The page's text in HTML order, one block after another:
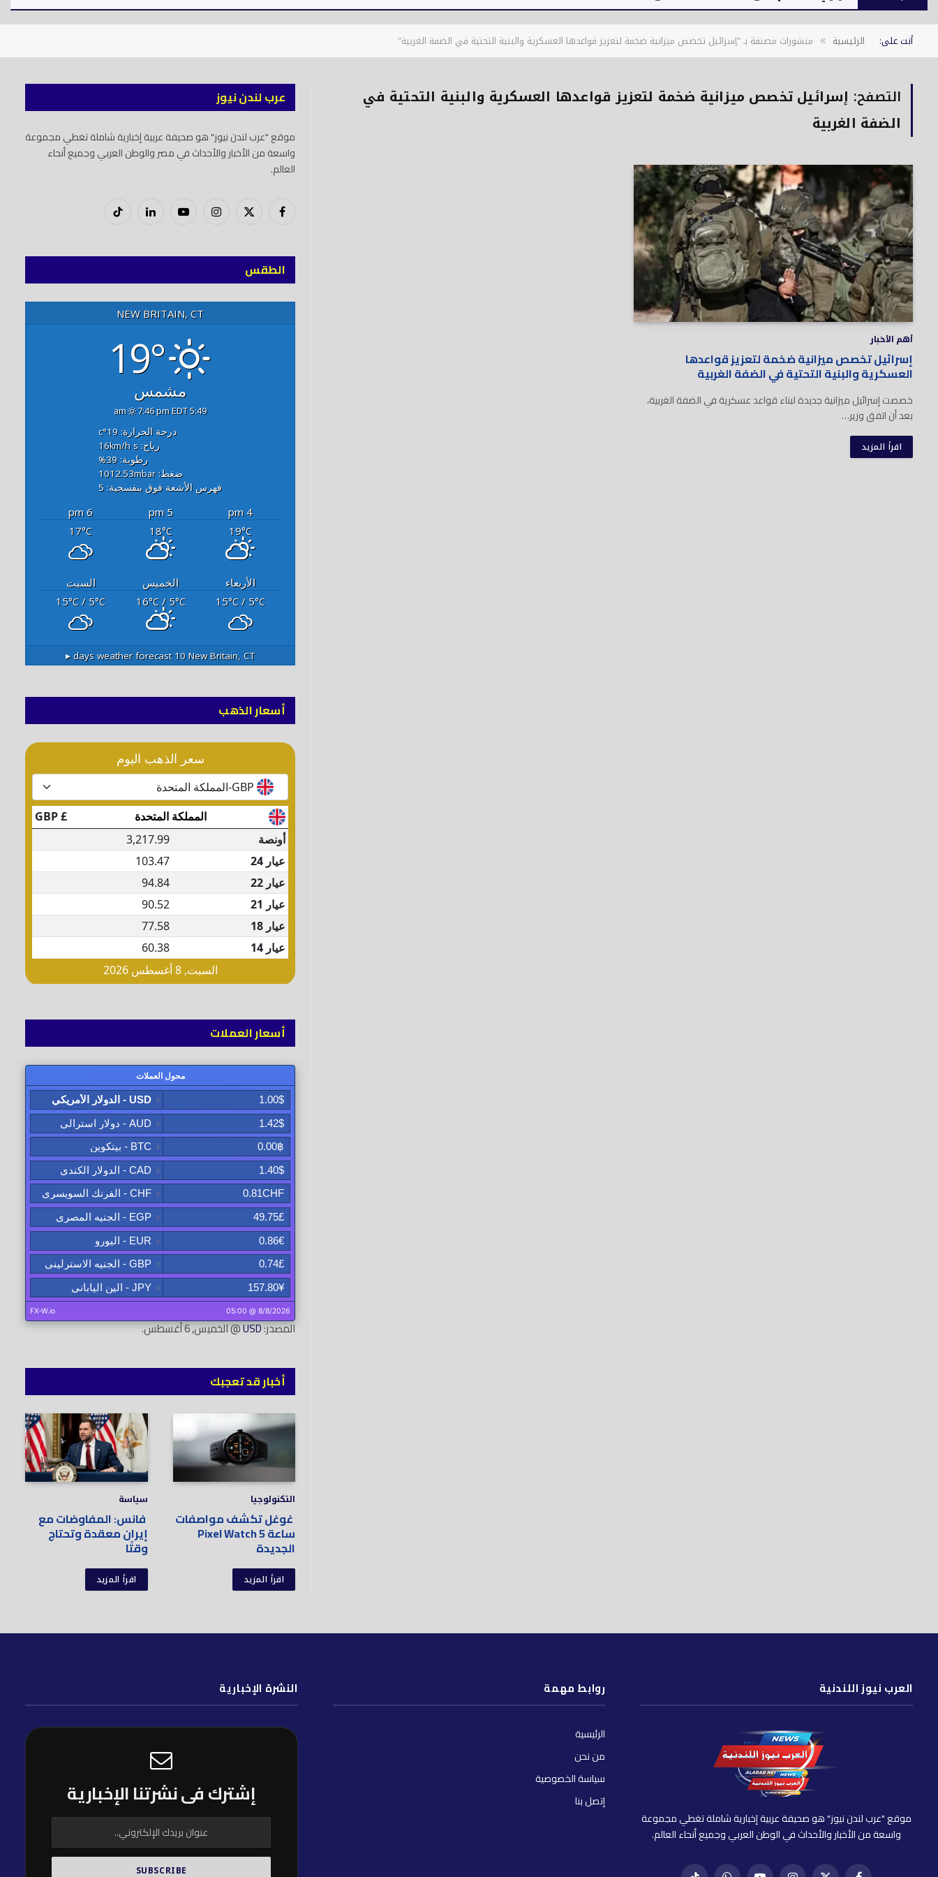
أنت على: الرئيسية » منشورات مصنفة بـ "إسرائيل تخصص ميزانية ضخمة لتعزيز قواعدها العسكرية والبنية التحتية في الضفة الغربية"
التصفح: إسرائيل تخصص ميزانية ضخمة لتعزيز قواعدها العسكرية والبنية التحتية في
الضفة الغربية
أهم الأخبار
إسرائيل تخصص ميزانية ضخمة لتعزيز قواعدها
العسكرية والبنية التحتية في الضفة الغربية
خصصت إسرائيل ميزانية جديدة لبناء قواعد عسكرية في الضفة الغربية،
بعد أن اتفق وزير…
اقرأ المزيد
عرب لندن نيوز
موقع "عرب لندن نيوز" هو صحيفة عربية إخبارية شاملة تغطي مجموعة
واسعة من الأخبار والأحداث في مصر والوطن العربي وجميع أنحاء
العالم.
فيسبوك
X
إنستغرام يوتيوب لينكدود
تيك
الطقس
NEW BRITAIN, CT
19°
مشمس
5:49 am
7:46 pm EDT
درجة الحرارة: 19
°c
رياح: 16 km/h s
رطوبة: 39
%
ضغط: 1012.53mbar
فهرس الأشعة فوق بنفسجية: 5
4 pm
5 pm
6 pm
19°C
18°C
17°C
الأربعاء الخميس
السبت
15°C/ 5°C
16°C/ 5°C
15°C / 5°C
New Britain, CT
أسعار الذهب
أسعار العملات
المصدر:USD@ الخميس, 6 أغسطس.
أخبار قد تعجبك
التكنولوجيا
غوغل تكشف مواصفات
ساعة Pixel Watch 5
الجديدة
اقرأ المزيد
سياسة
فانس: المفاوضات مع
إيران معقدة وتحتاج
وقتًا
اقرأ المزيد
العرب نيوز اللندنية
موقع "عرب لندن نيوز" هو صحيفة عربية إخبارية شاملة تغطي مجموعة
واسعة من الأخبار والأحداث في الوطن العربي وجميع أنحاء العالم.
روابط مهمة
الرئيسية
من نحن
سياسة الخصوصية
إتصل بنا
النشرة الإخبارية
إشترك فى نشرتنا الإخبارية